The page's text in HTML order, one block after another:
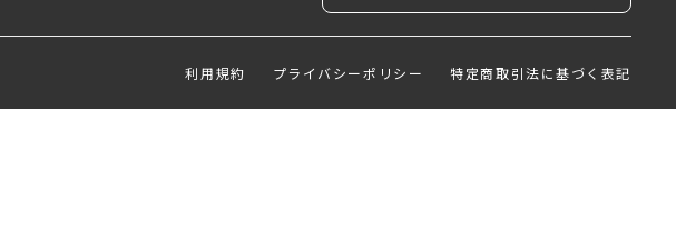
特定商取引法に基づく表記
プライバシーポリシー
利用規約